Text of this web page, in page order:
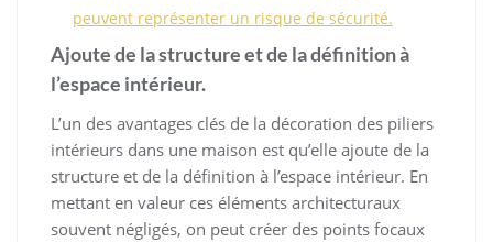
peuvent représenter un risque de sécurité.
Ajoute de la structure et de la définition à
l’espace intérieur.
L’un des avantages clés de la décoration des piliers
intérieurs dans une maison est qu’elle ajoute de la
structure et de la définition à l’espace intérieur. En
mettant en valeur ces éléments architecturaux
souvent négligés, on peut créer des points focaux